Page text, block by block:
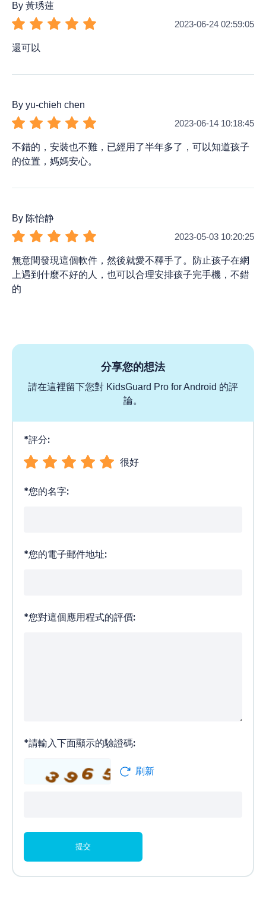
2023-06-24 02:59:05
還可以
By 黃琇蓮
2023-06-14 10:18:45
不錯的，安裝也不難，已經用了半年多了，可以知道孩子
的位置，媽媽安心。
By yu-chieh chen
2023-05-03 10:20:25
無意間發現這個軟件，然後就愛不釋手了。防止孩子在網
上遇到什麼不好的人，也可以合理安排孩子完手機，不錯
的
By 陈怡静
分享您的想法
請在這裡留下您對 KidsGuard Pro for Android 的評
論。
*評分:
很好
*您的名字:
*您的電子郵件地址:
*您對這個應用程式的評價:
*請輸入下面顯示的驗證碼:
刷新